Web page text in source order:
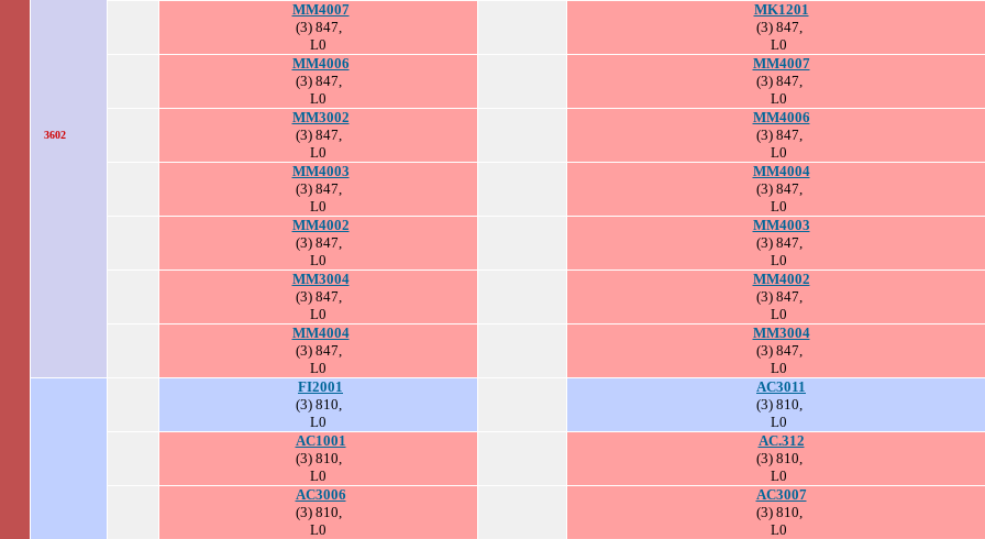
3602
MM4007
(3) 847,
L0
MK1201
(3) 847,
L0
MM4006
(3) 847,
L0
MM4007
(3) 847,
L0
MM3002
(3) 847,
L0
MM4006
(3) 847,
L0
MM4003
(3) 847,
L0
MM4004
(3) 847,
L0
MM4002
(3) 847,
L0
MM4003
(3) 847,
L0
MM3004
(3) 847,
L0
MM4002
(3) 847,
L0
MM4004
(3) 847,
L0
MM3004
(3) 847,
L0
FI2001
(3) 810,
L0
AC3011
(3) 810,
L0
AC1001
(3) 810,
L0
AC.312
(3) 810,
L0
AC3006
(3) 810,
L0
AC3007
(3) 810,
L0